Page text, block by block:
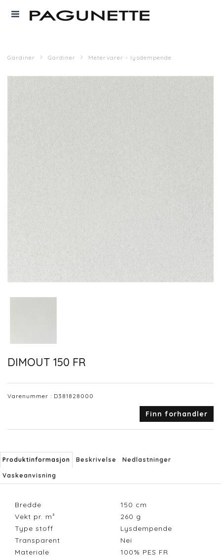
Gardiner Gardiner Metervarer - lysdempende
DIMOUT 150 FR
Varenummer : D381828000
Finn forhandler
Produktinformasjon Beskrivelse Nedlastninger
Vaskeanvisning
Bredde 150 cm
Vekt pr. m²
260 g
Type stoff
Lysdempende
Transparent
Nei
Materiale
100% PES FR